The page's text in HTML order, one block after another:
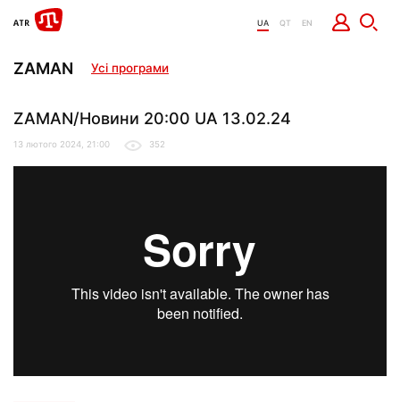
UA QT EN
ZAMAN Усі програми
ZAMAN/Новини 20:00 UA 13.02.24
13 лютого 2024, 21:00 352